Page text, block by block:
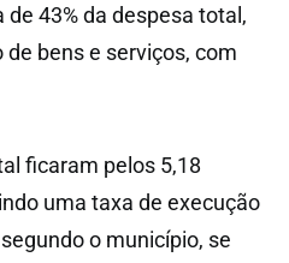
43% da despesa total,
bens e serviços, com
ficaram pelos 5,18
uma taxa de execução
o município, se